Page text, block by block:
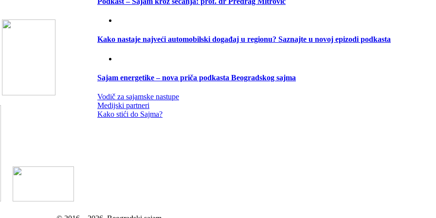
Kako nastaje najveći automobilski događaj u regionu? Saznajte u novoj epizodi podkasta
Sajam energetike – nova priča podkasta Beogradskog sajma
Vodič za sajamske nastupe
Medijski partneri
Kako stići do Sajma?